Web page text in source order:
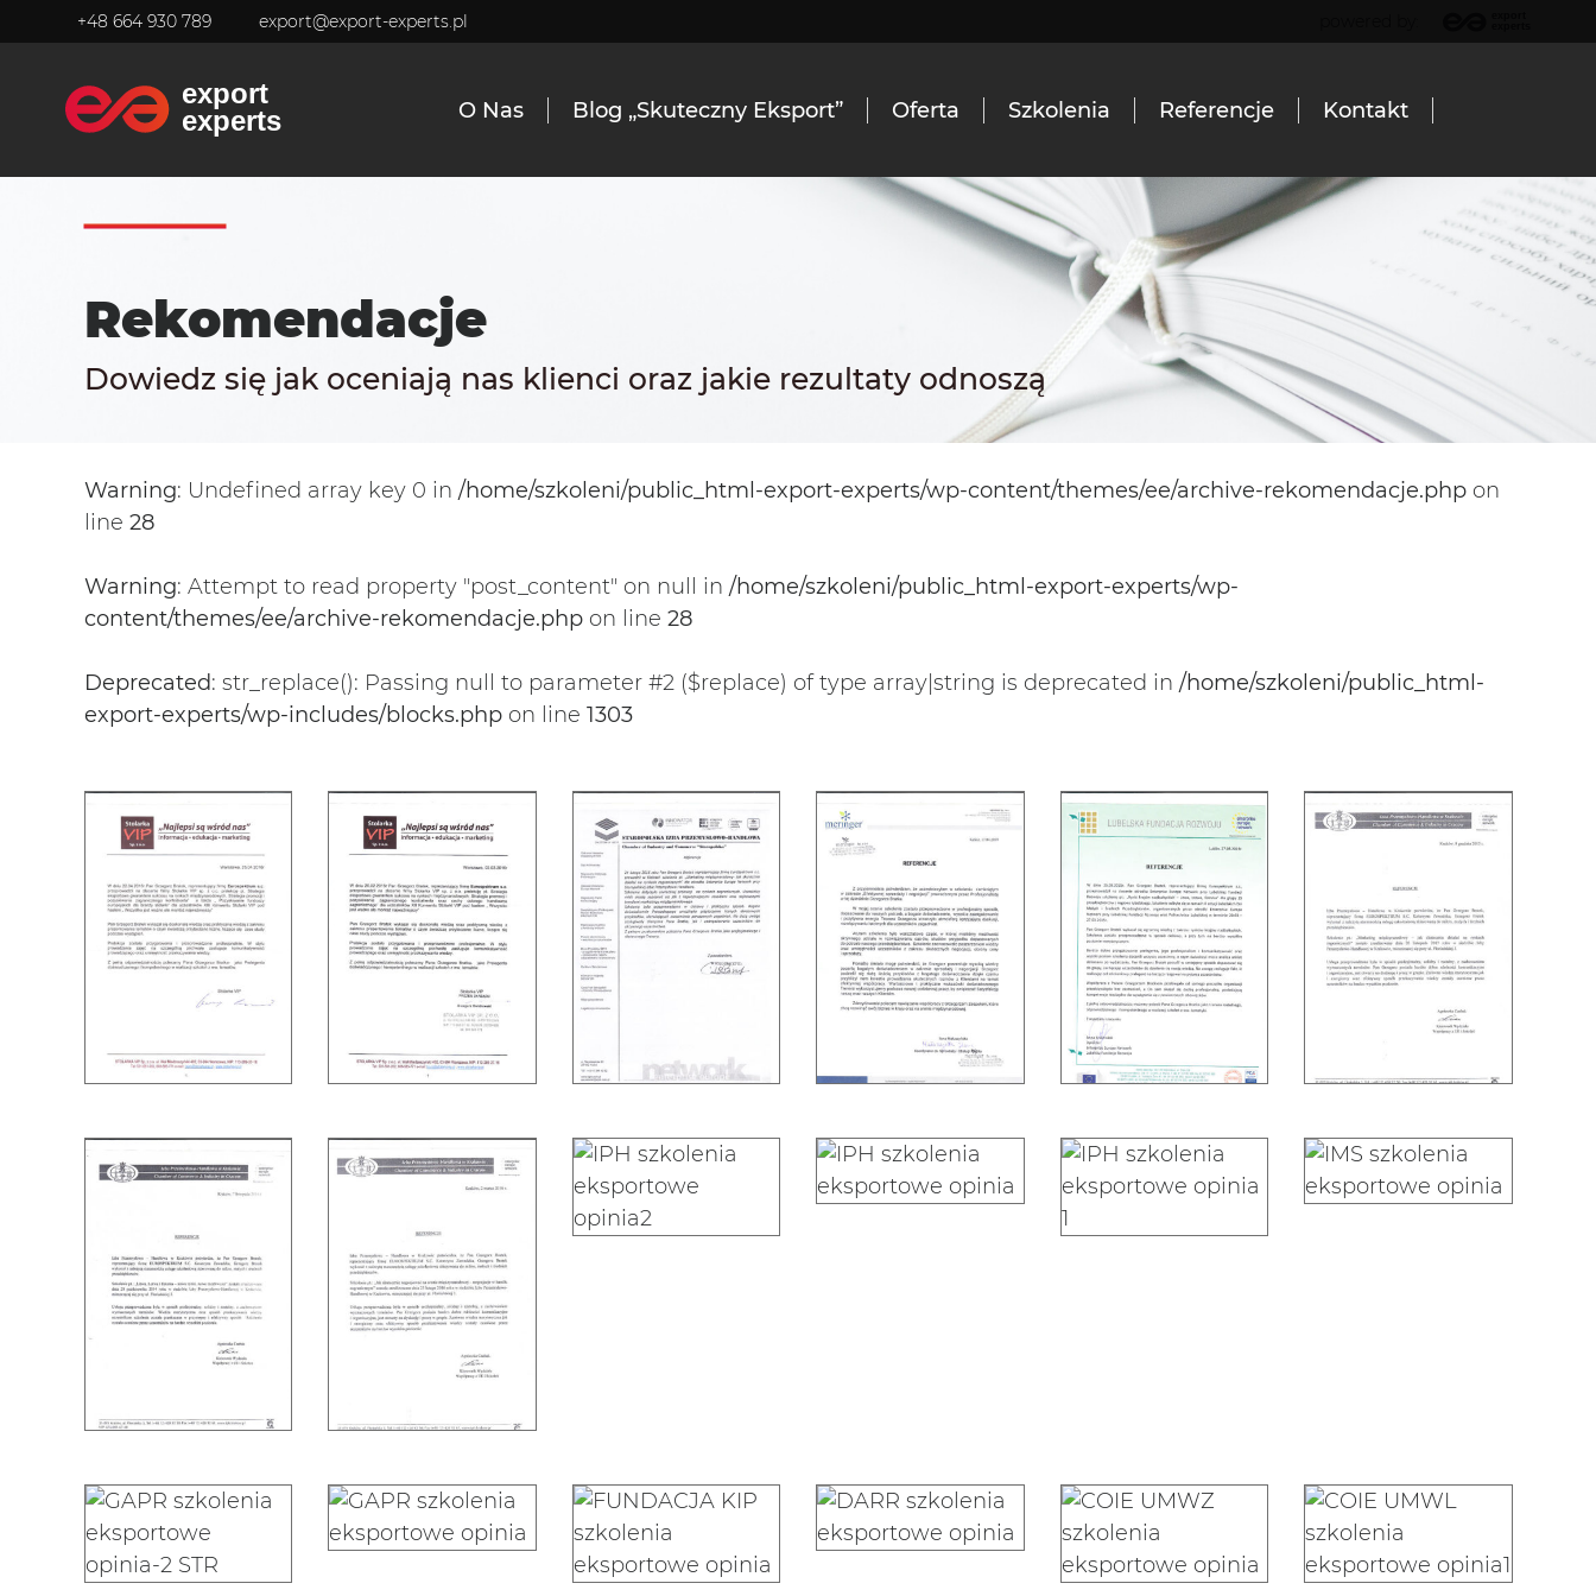
+48 664 930 789 export@export-experts.pl
O Nas Blog „Skuteczny Eksport” Oferta Szkolenia Referencje Kontakt
Rekomendacje
Dowiedz się jak oceniają nas klienci oraz jakie rezultaty odnoszą
Warning: Undefined array key 0 in /home/szkoleni/public_html-export-experts/wp-content/themes/ee/archive-rekomendacje.phpon
line 28
Warning: Attempt to read property "post_content" on null in /home/szkoleni/public_html-export-experts/wp-
content/themes/ee/archive-rekomendacje.phpon line 28
Deprecated: str_replace(): Passing null to parameter #2 ($replace) of type array|string is deprecated in /home/szkoleni/public_html-
export-experts/wp-includes/blocks.phpon line 1303